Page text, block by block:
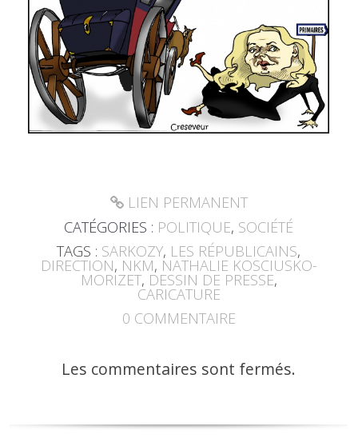
LIEN PERMANENT
CATÉGORIES : POLITIQUE, SOCIÉTÉ
TAGS : SARKOZY, LES RÉPUBLICAINS,
DIRECTION, NKM, NATHALIE KOSCIUSKO-
MORIZET, DESSIN DE PRESSE,
CARICATURE
0 COMMENTAIRE
Les commentaires sont fermés.